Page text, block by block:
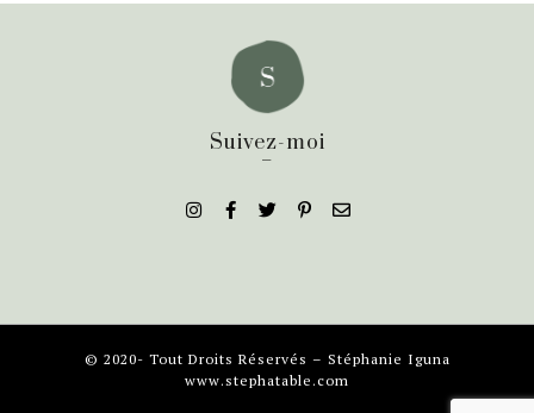
Suivez-moi
_
© 2020- Tout Droits Réservés – Stéphanie Iguna
www.stephatable.com